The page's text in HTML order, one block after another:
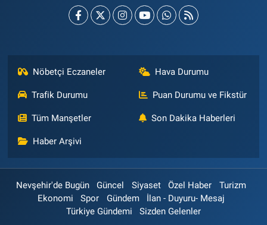
Nöbetçi Eczaneler Hava Durumu
Trafik Durumu Puan Durumu ve Fikstür
Tüm Manşetler Son Dakika Haberleri
Haber Arşivi
Nevşehir'de Bugün Güncel Siyaset Özel Haber
Turizm
Ekonomi
Spor Gündem
İlan - Duyuru- Mesaj
Türkiye Gündemi
Sizden Gelenler